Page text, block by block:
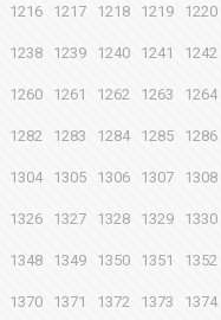
1216 1217 1218 1219 1220
1238 1239 1240 1241 1242
1260 1261 1262 1263 1264
1282 1283 1284 1285 1286
1304 1305 1306 1307 1308
1326 1327 1328 1329 1330
1348 1349 1350 1351 1352
1370 1371 1372 1373 1374